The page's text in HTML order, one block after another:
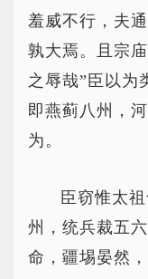
羞威不行，夫
孰大焉。且宗
之辱哉”臣以为
即燕蓟八州，
为。
臣窃惟太
州，统兵裁五
命，疆埸晏然